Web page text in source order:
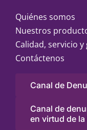
Quiénes somos
Nuestros
Calidad, servicio
Contáctenos
Canal de
Canal de
en virtud de